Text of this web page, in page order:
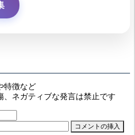
特徴など
、ネガティブな発言は禁止です